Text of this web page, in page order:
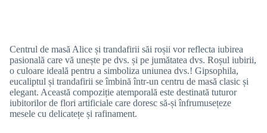
Centrul de masă Alice și trandafirii săi roșii vor reflecta iubirea
pasională care vă unește pe dvs. și pe jumătatea dvs. Roșul iubirii,
o culoare ideală pentru a simboliza uniunea dvs.! Gipsophila,
eucaliptul și trandafirii se îmbină într-un centru de masă clasic și
elegant. Această compoziție atemporală este destinată tuturor
iubitorilor de flori artificiale care doresc să-și înfrumusețeze
mesele cu delicatețe și rafinament.